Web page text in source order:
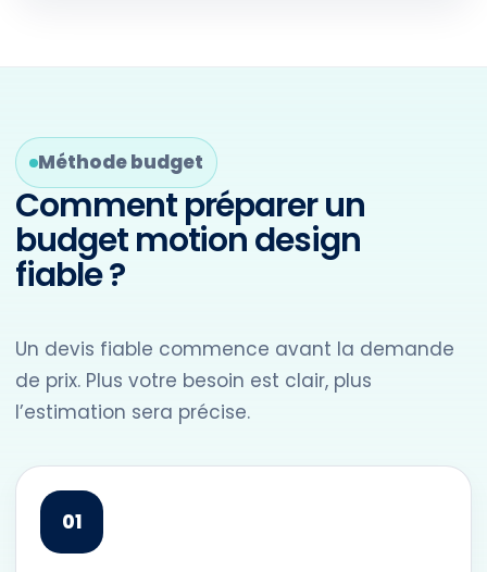
Méthode budget
Comment préparer un
budget motion design
fiable ?
Un devis fiable commence avant la demande
de prix. Plus votre besoin est clair, plus
l’estimation sera précise.